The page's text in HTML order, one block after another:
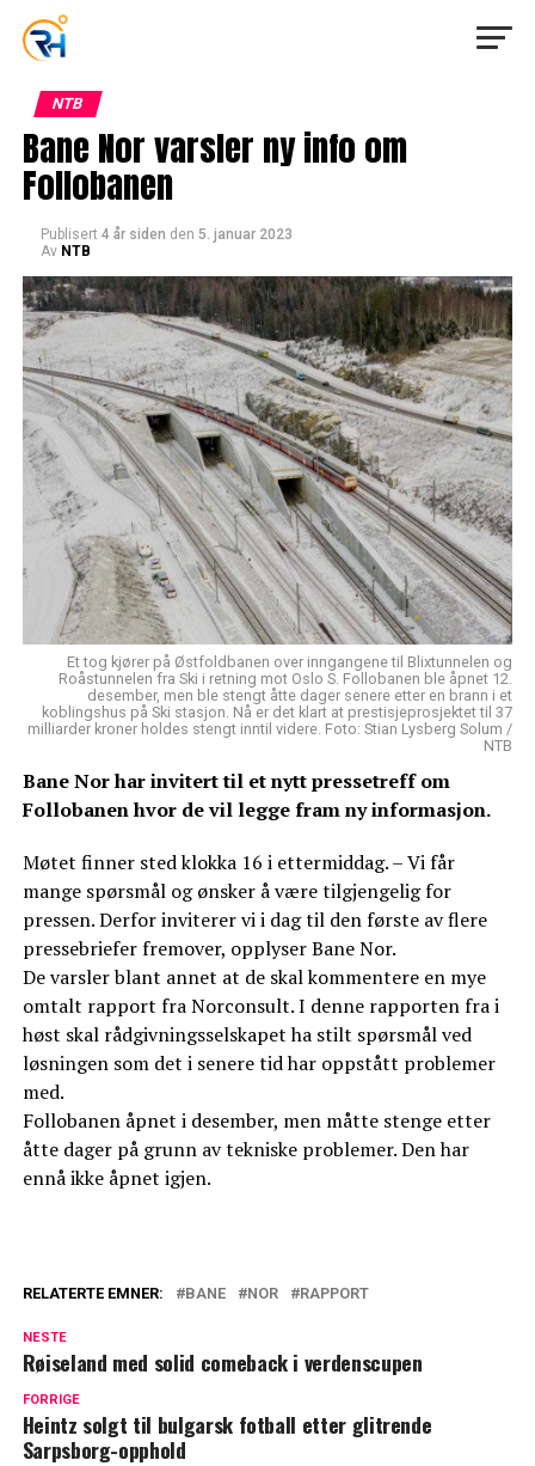
NTB
Bane Nor varsler ny info om
Follobanen
Publisert 4 år siden den 5. januar 2023
Av NTB
Et tog kjører på Østfoldbanen over inngangene til Blixtunnelen og
Roåstunnelen fra Ski i retning mot Oslo S. Follobanen ble åpnet 12.
desember, men ble stengt åtte dager senere etter en brann i et
koblingshus på Ski stasjon. Nå er det klart at prestisjeprosjektet til 37
milliarder kroner holdes stengt inntil videre. Foto: Stian Lysberg Solum /
NTB
Bane Nor har invitert til et nytt pressetreff om
Follobanen hvor de vil legge fram ny informasjon.
Møtet finner sted klokka 16 i ettermiddag. – Vi får
mange spørsmål og ønsker å være tilgjengelig for
pressen. Derfor inviterer vi i dag til den første av flere
pressebriefer fremover, opplyser Bane Nor.
De varsler blant annet at de skal kommentere en mye
omtalt rapport fra Norconsult. I denne rapporten fra i
høst skal rådgivningsselskapet ha stilt spørsmål ved
løsningen som det i senere tid har oppstått problemer
med.
Follobanen åpnet i desember, men måtte stenge etter
åtte dager på grunn av tekniske problemer. Den har
ennå ikke åpnet igjen.
RELATERTE EMNER: BANE NOR RAPPORT
NESTE
Røiseland med solid comeback i verdenscupen
FORRIGE
Heintz solgt til bulgarsk fotball etter glitrende
Sarpsborg-opphold